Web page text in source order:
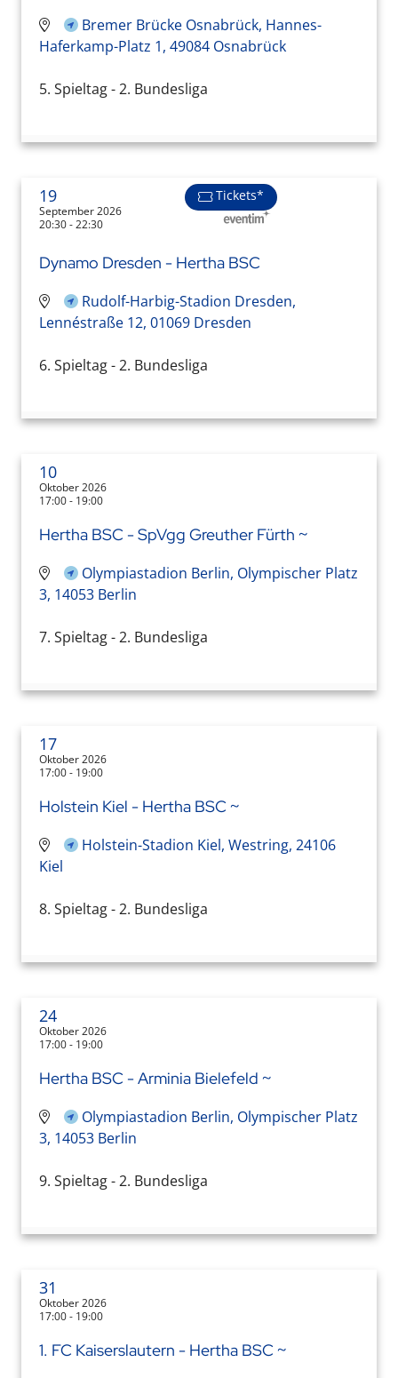
Bremer Brücke Osnabrück, Hannes-
Haferkamp-Platz 1, 49084 Osnabrück
5. Spieltag - 2. Bundesliga
19
September 2026
20:30 - 22:30
Tickets*
Dynamo Dresden - Hertha BSC
Rudolf-Harbig-Stadion Dresden,
Lennéstraße 12, 01069 Dresden
6. Spieltag - 2. Bundesliga
10
Oktober 2026
17:00 - 19:00
Hertha BSC - SpVgg Greuther Fürth ~
Olympiastadion Berlin, Olympischer Platz
3, 14053 Berlin
7. Spieltag - 2. Bundesliga
17
Oktober 2026
17:00 - 19:00
Holstein Kiel - Hertha BSC ~
Holstein-Stadion Kiel, Westring, 24106
Kiel
8. Spieltag - 2. Bundesliga
24
Oktober 2026
17:00 - 19:00
Hertha BSC - Arminia Bielefeld ~
Olympiastadion Berlin, Olympischer Platz
3, 14053 Berlin
9. Spieltag - 2. Bundesliga
31
Oktober 2026
17:00 - 19:00
1. FC Kaiserslautern - Hertha BSC ~